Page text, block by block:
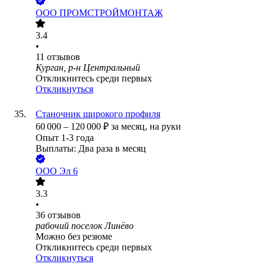
ООО ПРОМСТРОЙМОНТАЖ
3.4
•
11 отзывов
Курган, р-н Центральный
Откликнитесь среди первых
Откликнуться
Станочник широкого профиля
60 000 – 120 000 ₽ за месяц, на руки
Опыт 1-3 года
Выплаты: Два раза в месяц
ООО Эл 6
3.3
•
36 отзывов
рабочий поселок Линёво
Можно без резюме
Откликнитесь среди первых
Откликнуться